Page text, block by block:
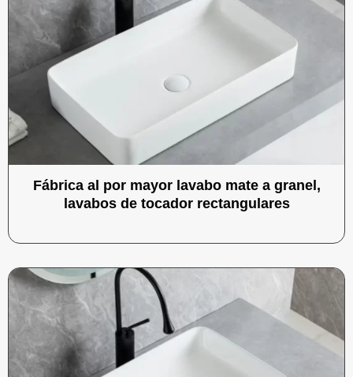
Fábrica al por mayor lavabo mate a granel,
lavabos de tocador rectangulares